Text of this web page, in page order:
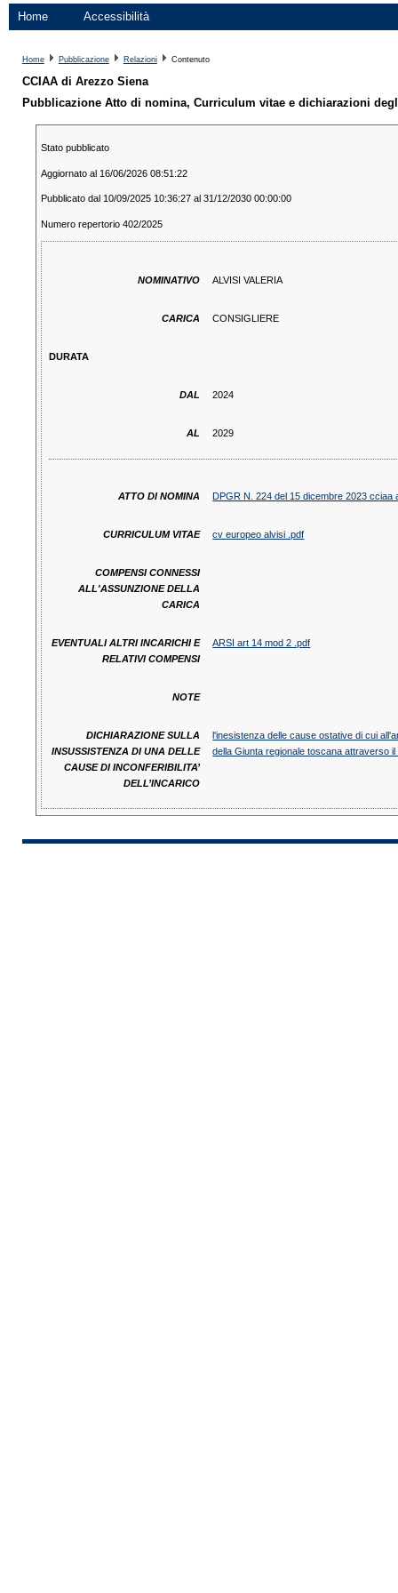
Home Accessibilità
Home Pubblicazione Relazioni Contenuto
CCIAA di Arezzo Siena
Pubblicazione Atto di nomina, Curriculum vitae e dichiarazioni
Stato pubblicato
Aggiornato al 16/06/2026 08:51:22
Pubblicato dal 10/09/2025 10:36:27 al 31/12/2030 00:00:00
Numero repertorio 402/2025
NOMINATIVO ALVISI VALERIA
CARICA CONSIGLIERE
DURATA
DAL 2024
AL 2029
ATTO DI NOMINA DPGR N. 224 del 15 dicembre 2023 cciaa
CURRICULUM VITAE cv europeo alvisi .pdf
COMPENSI CONNESSI
ALL'ASSUNZIONE DELLA
CARICA
EVENTUALI ALTRI INCARICHI E
RELATIVI COMPENSI
ARSI art 14 mod 2 .pdf
NOTE
DICHIARAZIONE SULLA
INSUSSISTENZA DI UNA DELLE
CAUSE DI INCONFERIBILITA’
DELL’INCARICO
l'inesistenza delle cause ostative di cui
della Giunta regionale toscana attraverso il